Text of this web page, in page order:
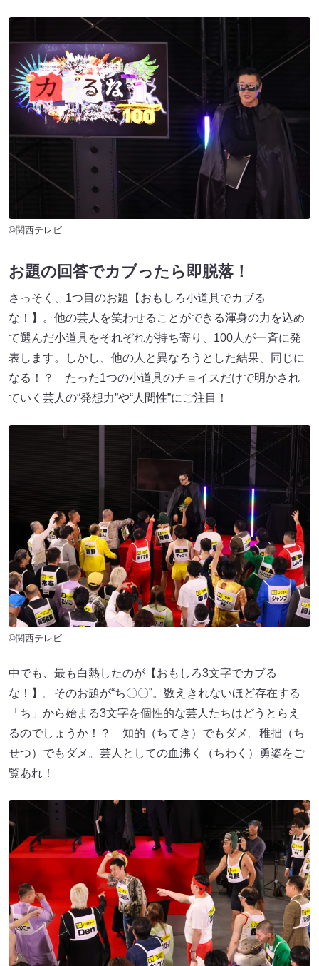
©関西テレビ
お題の回答でカブったら即脱落！
さっそく、1つ目のお題【おもしろ小道具でカブる
な！】。他の芸人を笑わせることができる渾身の力を込め
て選んだ小道具をそれぞれが持ち寄り、100人が一斉に発
表します。しかし、他の人と異なろうとした結果、同じに
なる！？ たった1つの小道具のチョイスだけで明かされ
ていく芸人の“発想力”や“人間性”にご注目！
©関西テレビ
中でも、最も白熱したのが【おもしろ3文字でカブる
な！】。そのお題が“ち〇〇”。数えきれないほど存在する
「ち」から始まる3文字を個性的な芸人たちはどうとらえ
るのでしょうか！？ 知的（ちてき）でもダメ。稚拙（ち
せつ）でもダメ。芸人としての血沸く（ちわく）勇姿をご
覧あれ！